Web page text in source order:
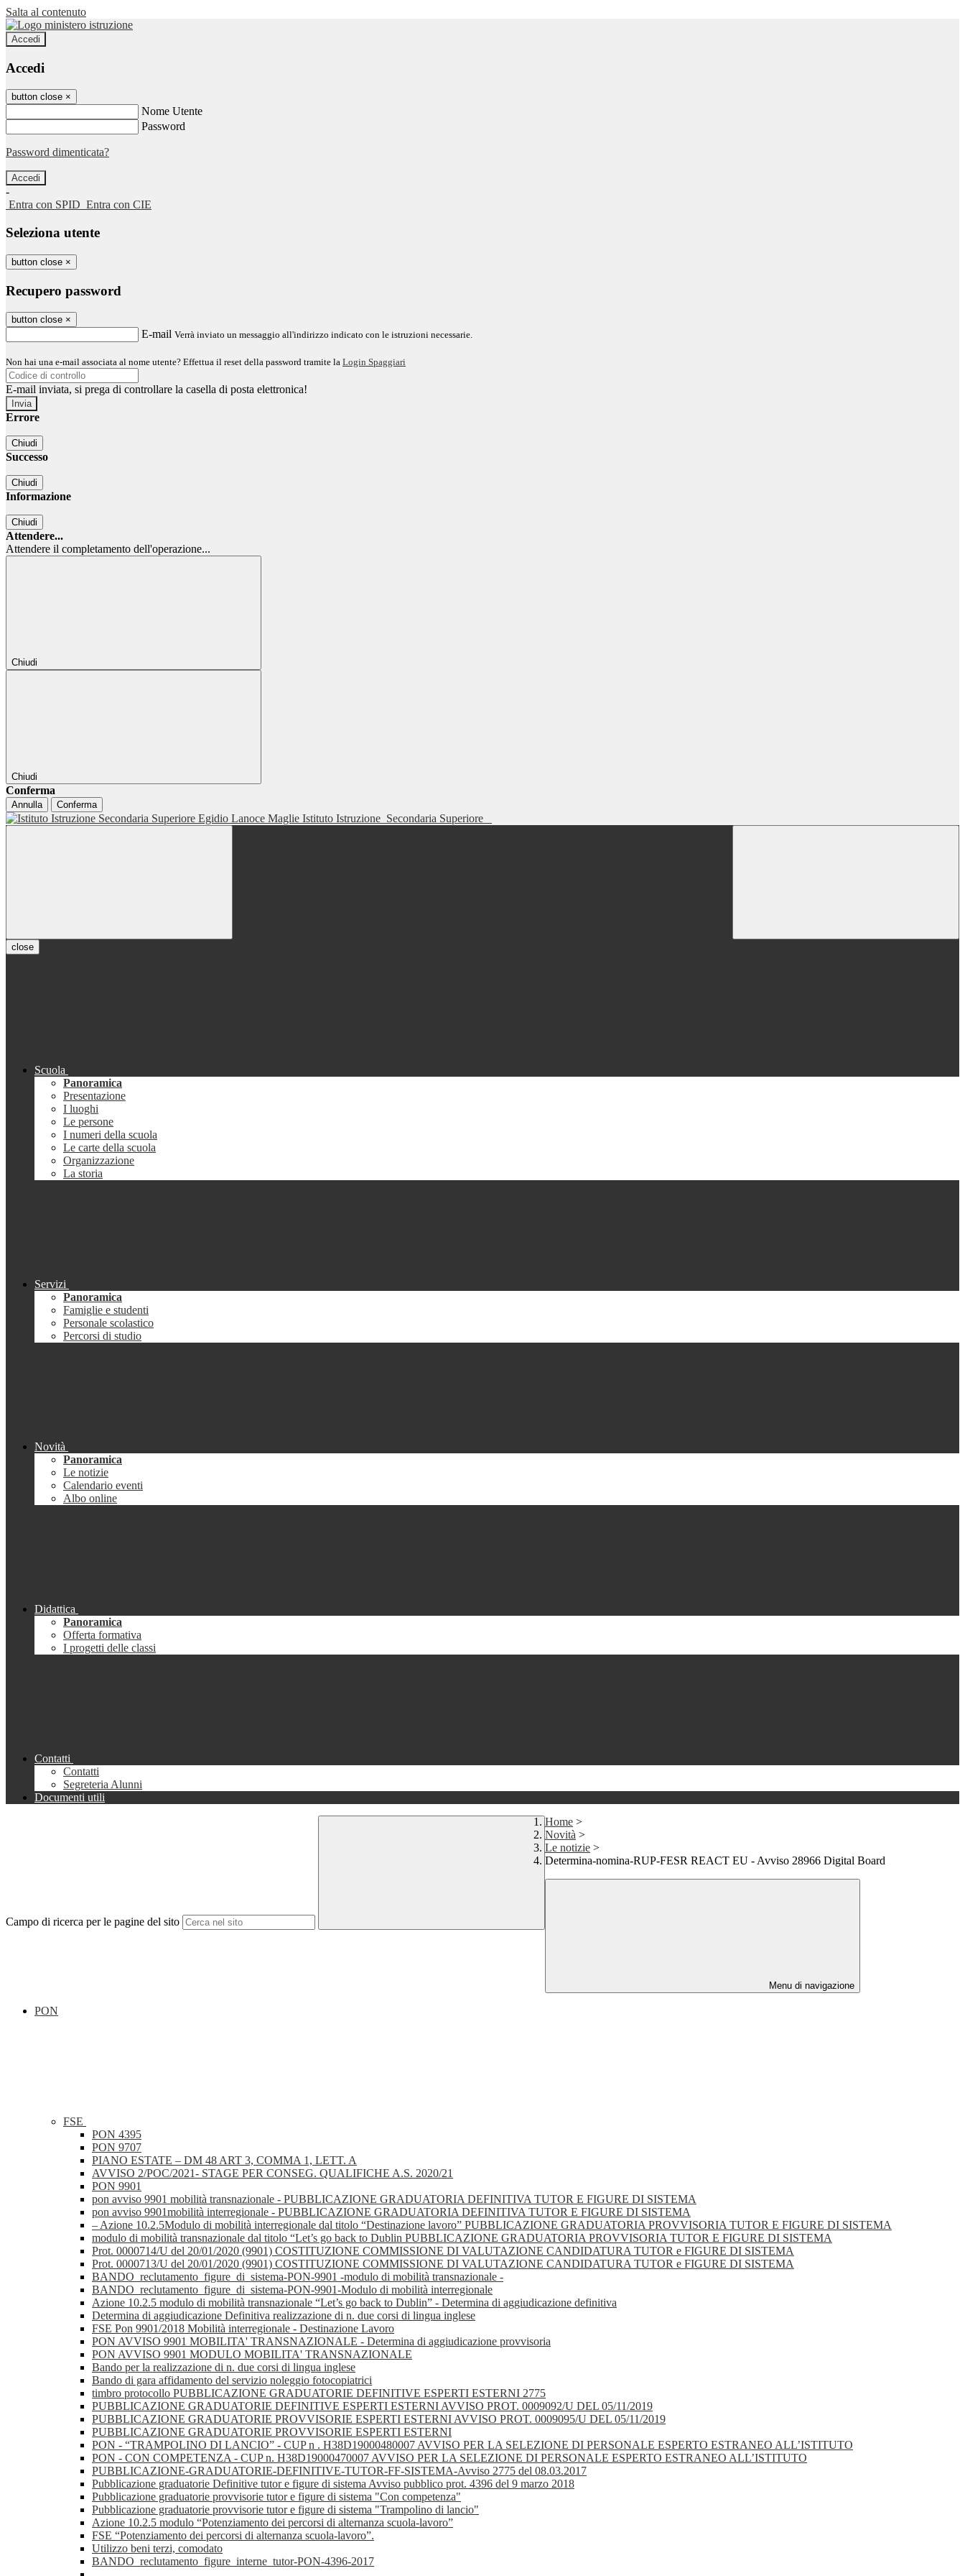
Salta al contenuto
Accedi
Accedi
button close ×
Nome Utente
Password
Password dimenticata?
-
Entra con SPID Entra con CIE
Seleziona utente
button close ×
Recupero password
button close ×
E-mail Verrà inviato un messaggio all'indirizzo indicato con le istruzioni necessarie.
Non hai una e-mail associata al nome utente? Effettua il reset della password tramite la Login Spaggiari
E-mail inviata, si prega di controllare la casella di posta elettronica!
Errore
Chiudi
Successo
Chiudi
Informazione
Chiudi
Attendere...
Attendere il completamento dell'operazione...
Chiudi
Chiudi
Conferma
Annulla Conferma
Istituto Istruzione Secondaria Superiore
close
Scuola
Panoramica
Presentazione
I luoghi
Le persone
I numeri della scuola
Le carte della scuola
Organizzazione
La storia
Servizi
Panoramica
Famiglie e studenti
Personale scolastico
Percorsi di studio
Novità
Panoramica
Le notizie
Calendario eventi
Albo online
Didattica
Panoramica
Offerta formativa
I progetti delle classi
Contatti
Contatti
Segreteria Alunni
Documenti utili
Campo di ricerca per le pagine del sito
Home >
Novità >
Le notizie >
Determina-nomina-RUP-FESR REACT EU - Avviso 28966 Digital Board
Menu di navigazione
PON
FSE
PON 4395
PON 9707
PIANO ESTATE – DM 48 ART 3, COMMA 1, LETT. A
AVVISO 2/POC/2021- STAGE PER CONSEG. QUALIFICHE A.S. 2020/21
PON 9901
pon avviso 9901 mobilità transnazionale - PUBBLICAZIONE GRADUATORIA DEFINITIVA TUTOR E FIGURE DI SISTEMA
pon avviso 9901mobilità interregionale - PUBBLICAZIONE GRADUATORIA DEFINITIVA TUTOR E FIGURE DI SISTEMA
– Azione 10.2.5Modulo di mobilità interregionale dal titolo “Destinazione lavoro” PUBBLICAZIONE GRADUATORIA PROVVISORIA TUTOR E FIGURE DI SISTEMA
modulo di mobilità transnazionale dal titolo “Let’s go back to Dublin PUBBLICAZIONE GRADUATORIA PROVVISORIA TUTOR E FIGURE DI SISTEMA
Prot. 0000714/U del 20/01/2020 (9901) COSTITUZIONE COMMISSIONE DI VALUTAZIONE CANDIDATURA TUTOR e FIGURE DI SISTEMA
Prot. 0000713/U del 20/01/2020 (9901) COSTITUZIONE COMMISSIONE DI VALUTAZIONE CANDIDATURA TUTOR e FIGURE DI SISTEMA
BANDO_reclutamento_figure_di_sistema-PON-9901 -modulo di mobilità transnazionale -
BANDO_reclutamento_figure_di_sistema-PON-9901-Modulo di mobilità interregionale
Azione 10.2.5 modulo di mobilità transnazionale “Let’s go back to Dublin” - Determina di aggiudicazione definitiva
Determina di aggiudicazione Definitiva realizzazione di n. due corsi di lingua inglese
FSE Pon 9901/2018 Mobilità interregionale - Destinazione Lavoro
PON AVVISO 9901 MOBILITA' TRANSNAZIONALE - Determina di aggiudicazione provvisoria
PON AVVISO 9901 MODULO MOBILITA' TRANSNAZIONALE
Bando per la realizzazione di n. due corsi di lingua inglese
Bando di gara affidamento del servizio noleggio fotocopiatrici
timbro protocollo PUBBLICAZIONE GRADUATORIE DEFINITIVE ESPERTI ESTERNI 2775
PUBBLICAZIONE GRADUATORIE DEFINITIVE ESPERTI ESTERNI AVVISO PROT. 0009092/U DEL 05/11/2019
PUBBLICAZIONE GRADUATORIE PROVVISORIE ESPERTI ESTERNI AVVISO PROT. 0009095/U DEL 05/11/2019
PUBBLICAZIONE GRADUATORIE PROVVISORIE ESPERTI ESTERNI
PON - “TRAMPOLINO DI LANCIO” - CUP n . H38D19000480007 AVVISO PER LA SELEZIONE DI PERSONALE ESPERTO ESTRANEO ALL’ISTITUTO
PON - CON COMPETENZA - CUP n. H38D19000470007 AVVISO PER LA SELEZIONE DI PERSONALE ESPERTO ESTRANEO ALL’ISTITUTO
PUBBLICAZIONE-GRADUATORIE-DEFINITIVE-TUTOR-FF-SISTEMA-Avviso 2775 del 08.03.2017
Pubblicazione graduatorie Definitive tutor e figure di sistema Avviso pubblico prot. 4396 del 9 marzo 2018
Pubblicazione graduatorie provvisorie tutor e figure di sistema "Con competenza"
Pubblicazione graduatorie provvisorie tutor e figure di sistema "Trampolino di lancio"
Azione 10.2.5 modulo “Potenziamento dei percorsi di alternanza scuola-lavoro”
FSE “Potenziamento dei percorsi di alternanza scuola-lavoro”.
Utilizzo beni terzi, comodato
BANDO_reclutamento_figure_interne_tutor-PON-4396-2017